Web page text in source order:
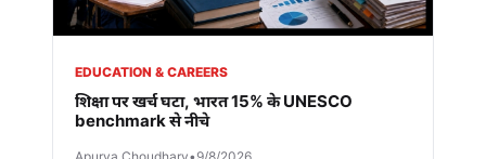
EDUCATION & CAREERS
शिक्षा पर खर्च घटा, भारत 15% के UNESCO
benchmark से नीचे